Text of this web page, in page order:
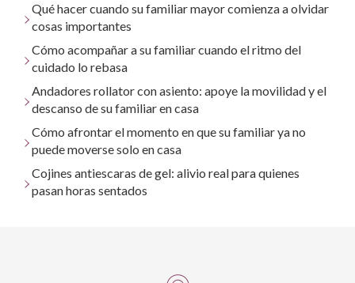
Qué hacer cuando su familiar mayor comienza a olvidar
cosas importantes
Cómo acompañar a su familiar cuando el ritmo del
cuidado lo rebasa
Andadores rollator con asiento: apoye la movilidad y el
descanso de su familiar en casa
Cómo afrontar el momento en que su familiar ya no
puede moverse solo en casa
Cojines antiescaras de gel: alivio real para quienes
pasan horas sentados